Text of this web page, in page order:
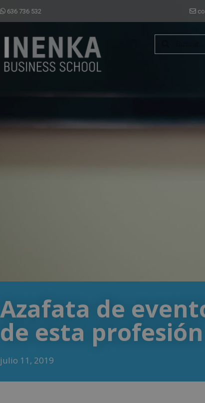
636 736 532
Azafata de
de esta profesión
julio 11, 2019